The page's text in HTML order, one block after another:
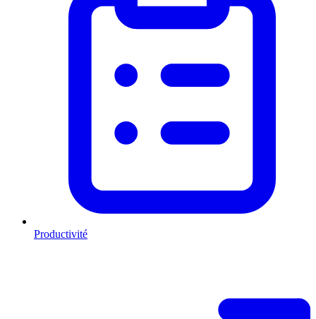
Productivité